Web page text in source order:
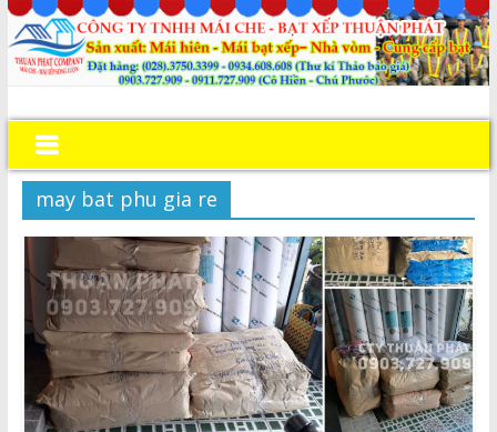
may bat phu gia re